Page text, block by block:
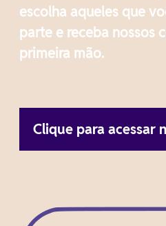
escolha aqueles que
parte e receba nossos
primeira mão.
Clique para acessar